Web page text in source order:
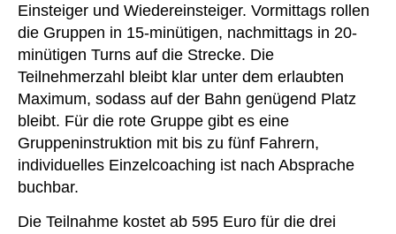
Einsteiger und Wiedereinsteiger. Vormittags rollen
die Gruppen in 15-minütigen, nachmittags in 20-
minütigen Turns auf die Strecke. Die
Teilnehmerzahl bleibt klar unter dem erlaubten
Maximum, sodass auf der Bahn genügend Platz
bleibt. Für die rote Gruppe gibt es eine
Gruppeninstruktion mit bis zu fünf Fahrern,
individuelles Einzelcoaching ist nach Absprache
buchbar.
Die Teilnahme kostet ab 595 Euro für die drei